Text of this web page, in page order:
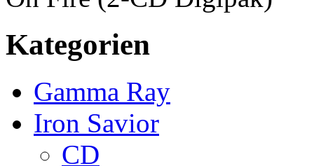
Kategorien
Gamma Ray
Iron Savior
CD